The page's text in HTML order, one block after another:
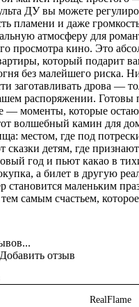
ДУ вы можете
пламени и даже
атмосферу для
просмотра кино. Это
который подарит
без малейшего риска.
заготавливать дрова —
распоряжении. Готовы
— моменты, которые
волшебный камин для
местом, где под
сказки детям, где
год и пьют какао в
а билет в другую
становится маленьким
самым счастьем,
Добавить отзыв
RealFlame